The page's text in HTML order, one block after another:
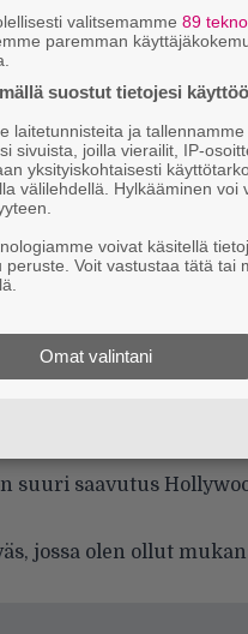
kuvausten alkua,
sen jälkeen kun
siinä!
studioelokuva 25-
Edellinen oli vuonna
suuri saavutus
jossa olen ollut
valitsemamme 89
paremman
suostut tietojesi
laitetunnisteita ja
sivuista, joilla vierailit, IP-
yksityiskohtaisesti
välilehdellä. Hylkääminen voi
voivat käsitellä
peruste. Voit vastustaa tätä tai
Omat valintani